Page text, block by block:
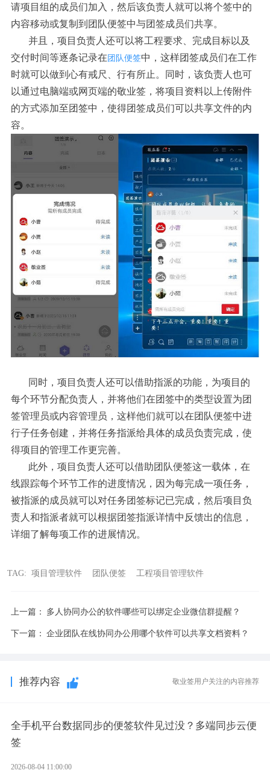
请项目组的成员们加入，然后该负责人就可以将个签中的
内容移动或复制到团队便签中与团签成员们共享。
并且，项目负责人还可以将工程要求、完成目标以及
交付时间等逐条记录在团队便签中，这样团签成员们在工作
时就可以做到心有戒尺、行有所止。同时，该负责人也可
以通过电脑端或网页端的敬业签，将项目资料以上传附件
的方式添加至团签中，使得团签成员们可以共享文件的内
容。
同时，项目负责人还可以借助指派的功能，为项目的
每个环节分配负责人，并将他们在团签中的类型设置为团
签管理员或内容管理员，这样他们就可以在团队便签中进
行子任务创建，并将任务指派给具体的成员负责完成，使
得项目的管理工作更完善。
此外，项目负责人还可以借助团队便签这一载体，在
线跟踪每个环节工作的进度情况，因为每完成一项任务，
被指派的成员就可以对任务团签标记已完成，然后项目负
责人和指派者就可以根据团签指派详情中反馈出的信息，
详细了解每项工作的进展情况。
TAG: 项目管理软件 团队便签 工程项目管理软件
上一篇： 多人协同办公的软件哪些可以绑定企业微信群提醒？
下一篇： 企业团队在线协同办公用哪个软件可以共享文档资料？
推荐内容 敬业签用户关注的内容推荐
全手机平台数据同步的便签软件见过没？多端同步云便
签
2026-08-04 11:00:00